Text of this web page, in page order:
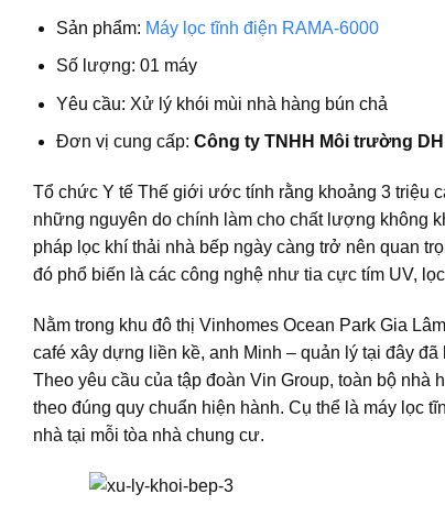
Sản phẩm: Máy lọc tĩnh điện RAMA-6000
Số lượng: 01 máy
Yêu cầu: Xử lý khói mùi nhà hàng bún chả
Đơn vị cung cấp: Công ty TNHH Môi trường
Tổ chức Y tế Thế giới ước tính rằng khoảng 3 triệu
những nguyên do chính làm cho chất lượng không
pháp lọc khí thải nhà bếp ngày càng trở nên quan
đó phổ biến là các công nghệ như tia cực tím UV,
Nằm trong khu đô thị Vinhomes Ocean Park Gia
café xây dựng liền kề, anh Minh – quản lý tại đây đã
Theo yêu cầu của tập đoàn Vin Group, toàn bộ nhà
theo đúng quy chuẩn hiện hành. Cụ thể là máy lọc
nhà tại mỗi tòa nhà chung cư.